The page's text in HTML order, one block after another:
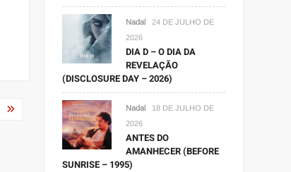
Nadal
24 DE JULHO DE
2026
DIA D – O DIA DA
REVELAÇÃO
(DISCLOSURE DAY – 2026)
Nadal
18 DE JULHO DE
2026
ANTES DO
AMANHECER (BEFORE
SUNRISE – 1995)